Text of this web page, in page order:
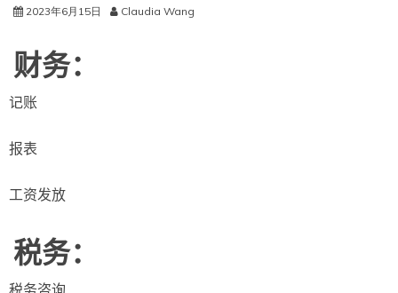
2023年6月15日 Claudia Wang
财务：
记账
报表
工资发放
税务：
税务咨询